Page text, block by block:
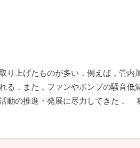
り上げたものが多い．例えば，管内
る．また，ファンやポンプの騒音低
動の推進・発展に尽力してきた．